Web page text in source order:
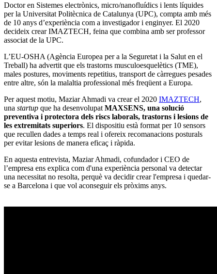
Doctor en Sistemes electrònics, micro/nanofluídics i lents líquides
per la Universitat Politècnica de Catalunya (UPC), compta amb més
de 10 anys d’experiència com a investigador i enginyer. El 2020
decideix crear IMAZTECH, feina que combina amb ser professor
associat de la UPC.
L’EU-OSHA (Agència Europea per a la Seguretat i la Salut en el
Treball) ha advertit que els trastorns musculoesquelètics (TME),
males postures, moviments repetitius, transport de càrregues pesades
entre altre, són la malaltia professional més freqüent a Europa.
Per aquest motiu, Maziar Ahmadi va crear el 2020 IMAZTECH,
una startup que ha desenvolupat MAXSENS, una solució
preventiva i protectora dels riscs laborals, trastorns i lesions de
les extremitats superiors. El dispositiu està format per 10 sensors
que recullen dades a temps real i ofereix recomanacions posturals
per evitar lesions de manera eficaç i ràpida.
En aquesta entrevista, Maziar Ahmadi, cofundador i CEO de
l’empresa ens explica com d'una experiència personal va detectar
una necessitat no resolta, perquè va decidir crear l'empresa i quedar-
se a Barcelona i que vol aconseguir els pròxims anys.